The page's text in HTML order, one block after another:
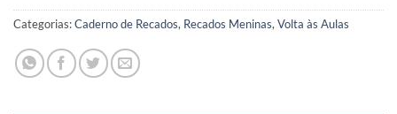
Categorias:Caderno de Recados, Recados Meninas, Volta às Aulas